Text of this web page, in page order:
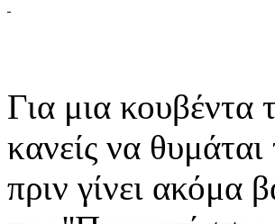
Για μια κουβέντα
κανείς να
πριν γίνει ακόμα